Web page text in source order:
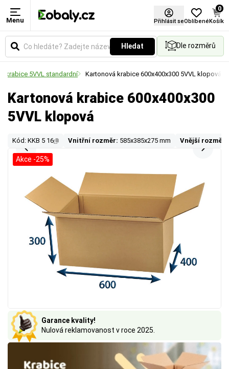
Menu Přihlásit seOblíbené
0
Košík
Hledat Dle rozměrů
krabice 5VVL standardní Kartonová krabice 600x400x300 5VVL klopová
Kartonová krabice 600x400x300
5VVL klopová
Kód: KKB 5 16 Vnitřní rozměr: 585x385x275 mm Vnější rozměr:
Akce -25%
Garance kvality!
Nulová reklamovanost v roce 2025.